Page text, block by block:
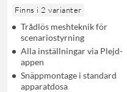
Finns i 2 varianter
Trådlös meshteknik för
scenariostyrning
Alla inställningar via Plejd-
appen
Snäppmontage i standard
apparatdosa